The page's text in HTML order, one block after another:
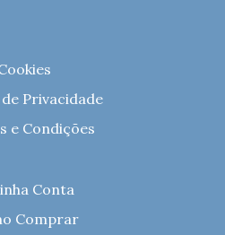
Privacidade
e Condições
Conta
Comprar